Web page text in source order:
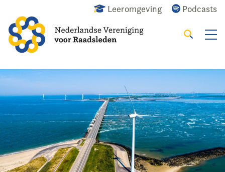
Leeromgeving Podcasts
Alles Nieuws Agenda Raadslid
Zoeken